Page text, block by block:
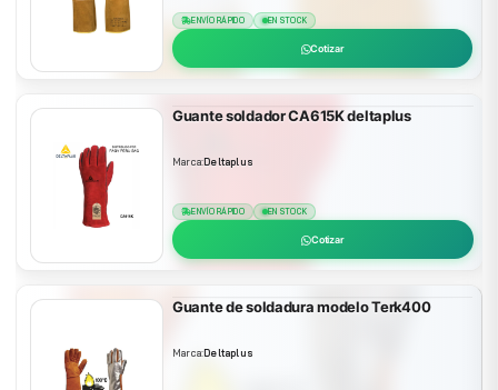
ENVÍO RÁPIDO EN STOCK
Cotizar
Guante soldador CA615K deltaplus
Marca:Deltaplus
ENVÍO RÁPIDO EN STOCK
Cotizar
Guante de soldadura modelo Terk400
Marca:Deltaplus